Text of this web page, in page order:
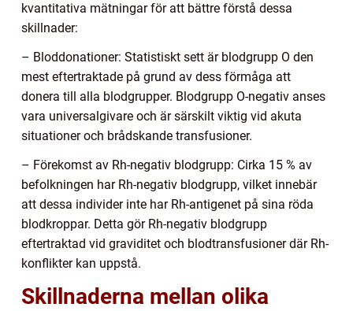
kvantitativa mätningar för att bättre förstå dessa
skillnader:
– Bloddonationer: Statistiskt sett är blodgrupp O den
mest eftertraktade på grund av dess förmåga att
donera till alla blodgrupper. Blodgrupp O-negativ anses
vara universalgivare och är särskilt viktig vid akuta
situationer och brådskande transfusioner.
– Förekomst av Rh-negativ blodgrupp: Cirka 15 % av
befolkningen har Rh-negativ blodgrupp, vilket innebär
att dessa individer inte har Rh-antigenet på sina röda
blodkroppar. Detta gör Rh-negativ blodgrupp
eftertraktad vid graviditet och blodtransfusioner där Rh-
konflikter kan uppstå.
Skillnaderna mellan olika